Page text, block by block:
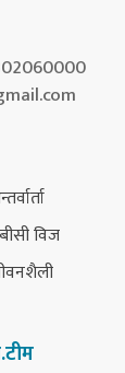
विज